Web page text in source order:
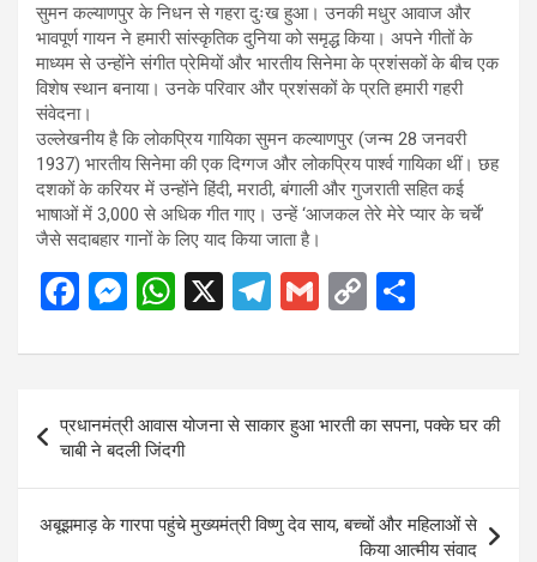
सुमन कल्याणपुर के निधन से गहरा दुःख हुआ। उनकी मधुर आवाज और
भावपूर्ण गायन ने हमारी सांस्कृतिक दुनिया को समृद्ध किया। अपने गीतों के
माध्यम से उन्होंने संगीत प्रेमियों और भारतीय सिनेमा के प्रशंसकों के बीच एक
विशेष स्थान बनाया। उनके परिवार और प्रशंसकों के प्रति हमारी गहरी
संवेदना।
उल्लेखनीय है कि लोकप्रिय गायिका सुमन कल्याणपुर (जन्म 28 जनवरी
1937) भारतीय सिनेमा की एक दिग्गज और लोकप्रिय पार्श्व गायिका थीं। छह
दशकों के करियर में उन्होंने हिंदी, मराठी, बंगाली और गुजराती सहित कई
भाषाओं में 3,000 से अधिक गीत गाए। उन्हें ‘आजकल तेरे मेरे प्यार के चर्चे’
जैसे सदाबहार गानों के लिए याद किया जाता है।
F
ce
o
o
k
M
se
n
g
er
W
at
s
A
p
p
X
T
e
a
m
G
ail
C
py
n
k
ar
navigation
प्रधानमंत्री आवास योजना से साकार हुआ भारती का सपना, पक्के घर की
चाबी ने बदली जिंदगी
अबूझमाड़ के गारपा पहुंचे मुख्यमंत्री विष्णु देव साय, बच्चों और महिलाओं से
किया आत्मीय संवाद